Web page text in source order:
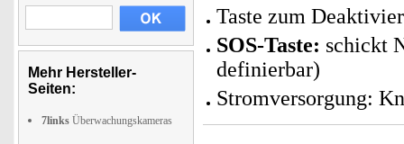
Mehr Hersteller-
Seiten:
7links Überwachungskameras
Taste zum
SOS-Taste: schickt
definierbar)
Stromversorgung: